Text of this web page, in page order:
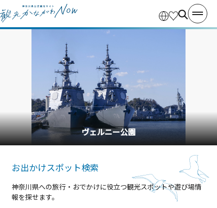
横浜中華街
お出かけスポット検索
神奈川県への旅行・おでかけに役立つ観光スポットや遊び場情
報を探せます。